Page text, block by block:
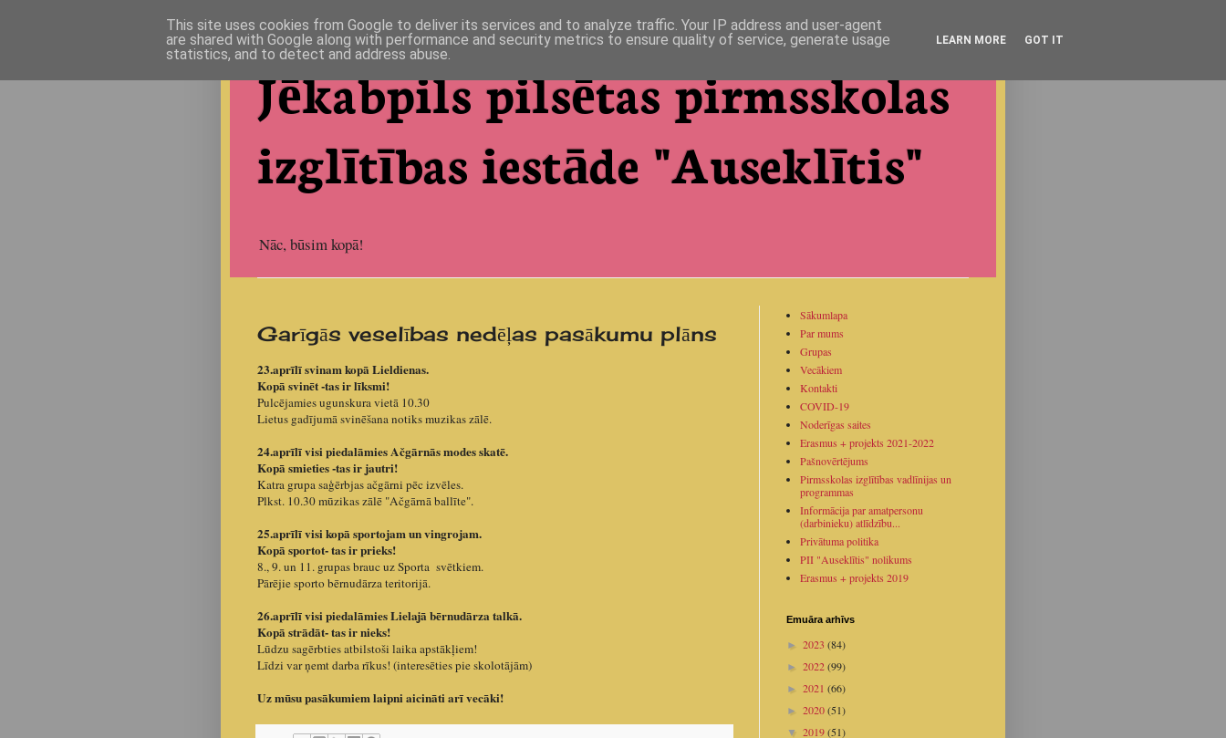
Jēkabpils pilsētas pirmsskolas
izglītības iestāde "Auseklītis"
Nāc, būsim kopā!
Garīgās veselības nedēļas pasākumu plāns
23.aprīlī svinam kopā Lieldienas.
Kopā svinēt -tas ir līksmi!
Pulcējamies ugunskura vietā 10.30
Lietus gadījumā svinēšana notiks muzikas zālē.
24.aprīlī visi piedalāmies Ačgārnās modes skatē.
Kopā smieties -tas ir jautri!
Katra grupa saģērbjas ačgārni pēc izvēles.
Plkst. 10.30 mūzikas zālē "Ačgārnā ballīte".
25.aprīlī visi kopā sportojam un vingrojam.
Kopā sportot- tas ir prieks!
8., 9. un 11. grupas brauc uz Sporta svētkiem.
Pārējie sporto bērnudārza teritorijā.
26.aprīlī visi piedalāmies Lielajā bērnudārza talkā.
Kopā strādāt- tas ir nieks!
Lūdzu sagērbties atbilstoši laika apstākļiem!
Līdzi var ņemt darba rīkus! (interesēties pie skolotājām)
Uz mūsu pasākumiem laipni aicināti arī vecāki!
Sākumlapa
Par mums
Grupas
Vecākiem
Kontakti
COVID-19
Noderīgas saites
Erasmus + projekts 2021-2022
Pašnovērtējums
Pirmsskolas izglītības vadlīnijas un
programmas
Informācija par amatpersonu
(darbinieku) atlīdzību...
Privātuma politika
PII "Auseklītis" nolikums
Erasmus + projekts 2019
Emuāra arhīvs
► 2023 (84)
► 2022(99)
► 2021 (66)
► 2020(51)
▼ 2019(51)
This site uses cookies from Google to deliver its services and to analyze traffic. Your IP address and user-agent
are shared with Google along with performance and security metrics to ensure quality of service, generate usage
statistics, and to detect and address abuse.
LEARN MORE GOT IT